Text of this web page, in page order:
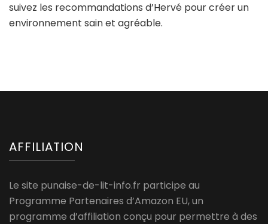
suivez les recommandations d’Hervé pour créer un
environnement sain et agréable.
AFFILIATION
Le site punaise-de-lit-info.fr participe au
Programme Partenaires d’Amazon EU, un
programme d’affiliation conçu pour permettre à des